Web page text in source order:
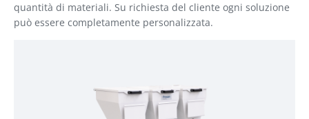
quantità di materiali. Su richiesta del cliente ogni soluzione
può essere completamente personalizzata.